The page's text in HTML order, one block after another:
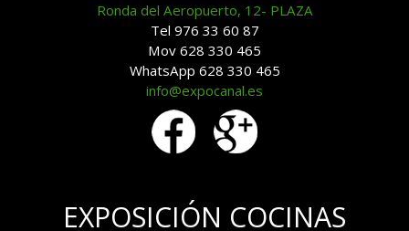
Ronda del Aeropuerto, 12- PLAZA
Tel 976 33 60 87
Mov 628 330 465
WhatsApp 628 330 465
info@expocanal.es
EXPOSICIÓN COCINAS